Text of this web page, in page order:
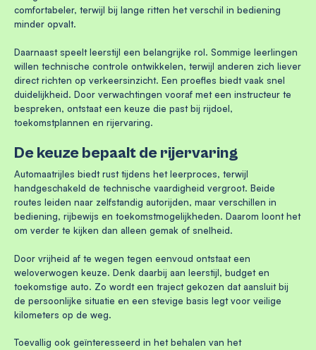
comfortabeler, terwijl bij lange ritten het verschil in bediening
minder opvalt.
Daarnaast speelt leerstijl een belangrijke rol. Sommige leerlingen
willen technische controle ontwikkelen, terwijl anderen zich liever
direct richten op verkeersinzicht. Een proefles biedt vaak snel
duidelijkheid. Door verwachtingen vooraf met een instructeur te
bespreken, ontstaat een keuze die past bij rijdoel,
toekomstplannen en rijervaring.
De keuze bepaalt de rijervaring
Automaatrijles biedt rust tijdens het leerproces, terwijl
handgeschakeld de technische vaardigheid vergroot. Beide
routes leiden naar zelfstandig autorijden, maar verschillen in
bediening, rijbewijs en toekomstmogelijkheden. Daarom loont het
om verder te kijken dan alleen gemak of snelheid.
Door vrijheid af te wegen tegen eenvoud ontstaat een
weloverwogen keuze. Denk daarbij aan leerstijl, budget en
toekomstige auto. Zo wordt een traject gekozen dat aansluit bij
de persoonlijke situatie en een stevige basis legt voor veilige
kilometers op de weg.
Toevallig ook geïnteresseerd in het behalen van het